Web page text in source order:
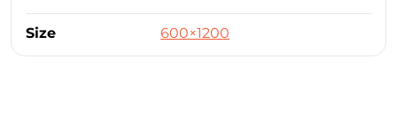
Size 600×1200